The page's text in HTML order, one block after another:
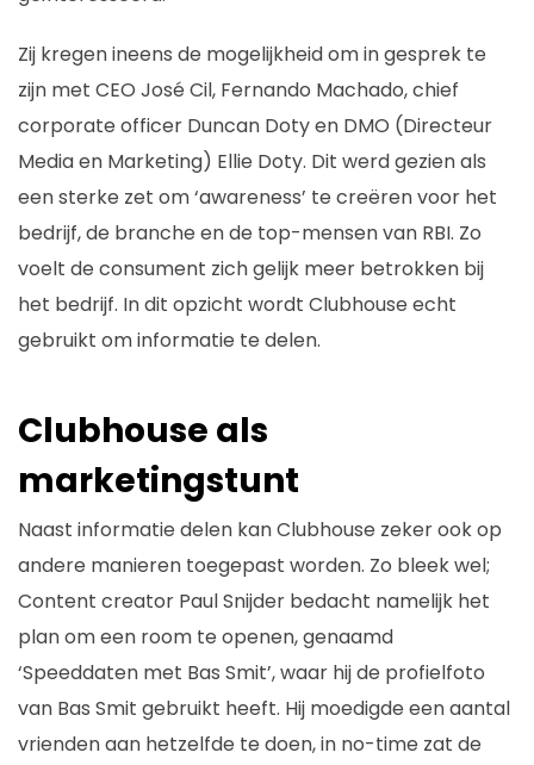
Zij kregen ineens de mogelijkheid om in gesprek te
zijn met CEO José Cil, Fernando Machado, chief
corporate officer Duncan Doty en DMO (Directeur
Media en Marketing) Ellie Doty. Dit werd gezien als
een sterke zet om ‘awareness’ te creëren voor het
bedrijf, de branche en de top-mensen van RBI. Zo
voelt de consument zich gelijk meer betrokken bij
het bedrijf. In dit opzicht wordt Clubhouse echt
gebruikt om informatie te delen.
Clubhouse als
marketingstunt
Naast informatie delen kan Clubhouse zeker ook op
andere manieren toegepast worden. Zo bleek wel;
Content creator Paul Snijder bedacht namelijk het
plan om een room te openen, genaamd
‘Speeddaten met Bas Smit’, waar hij de profielfoto
van Bas Smit gebruikt heeft. Hij moedigde een aantal
vrienden aan hetzelfde te doen, in no-time zat de